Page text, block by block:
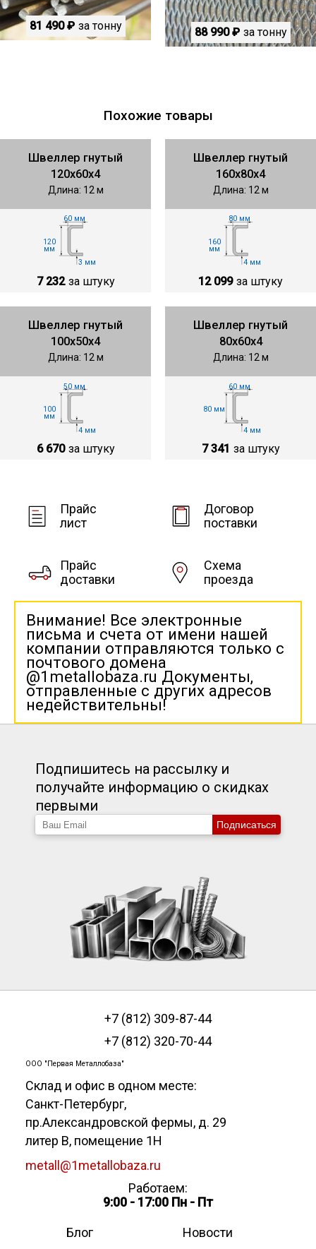
81 490 ₽ за тонну 88 990 ₽ за тонну
Похожие товары
Швеллер гнутый
120х60х4
Длина: 12 м
60 мм
120
мм
3 мм
7 232 за штуку
Швеллер гнутый
160х80х4
Длина: 12 м
80 мм
160
мм
4 мм
12 099 за штуку
Швеллер гнутый
100х50х4
Длина: 12 м
50 мм
100
мм
4 мм
6 670 за штуку
Швеллер гнутый
80х60х4
Длина: 12 м
60 мм
80 мм
4 мм
7 341 за штуку
Прайс
лист
Договор
поставки
Прайс
доставки
Схема
проезда
Внимание! Все электронные
письма и счета от имени нашей
компании отправляются только с
почтового домена
@1metallobaza.ru Документы,
отправленные с других адресов
недействительны!
Подпишитесь на рассылку и
получайте информацию о скидках
первыми
Подписаться
+7 (812) 309-87-44
+7 (812) 320-70-44
ООО "Первая Металлобаза"
Склад и офис в одном месте:
Санкт-Петербург,
пр.Александровской фермы, д. 29
литер В, помещение 1Н
metall@1metallobaza.ru
Работаем:
9:00 - 17:00 Пн - Пт
Блог
Новости